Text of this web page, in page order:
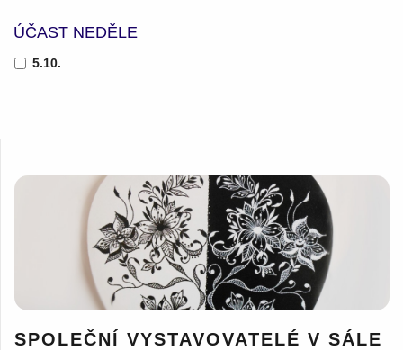
ÚČAST NEDĚLE
5.10.
SPOLEČNÍ VYSTAVOVATELÉ V SÁLE